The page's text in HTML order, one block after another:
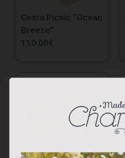
Cesta Picnic “Ocean
Breeze”
110.00€